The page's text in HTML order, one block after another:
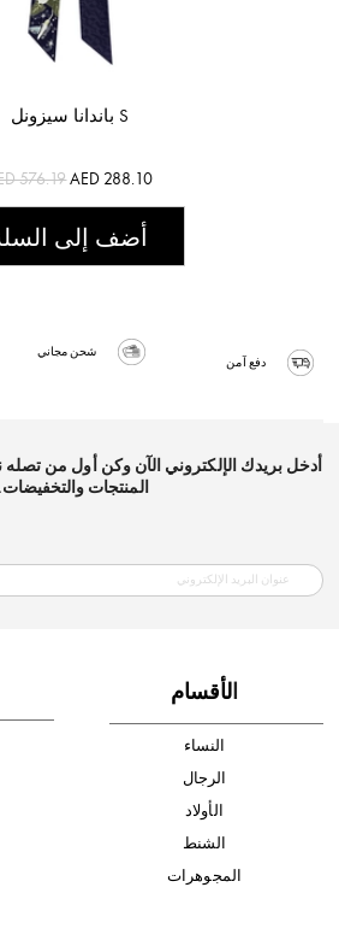
باندانا سيزونل S
576.19AED 288.10
أضف إلى